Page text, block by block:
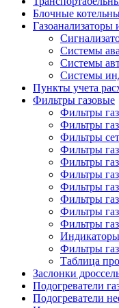
Блочные
Газоанализаторы
Системы
Системы
Системы
Пункты учета
Фильтры газовые
Фильтры
Фильтры
Фильтры
Фильтры
Фильтры
Фильтры
Фильтры
Фильтры
Фильтры
Фильтры
Фильтры
Таблица
Заслонки
Подогреватели
Подогреватели